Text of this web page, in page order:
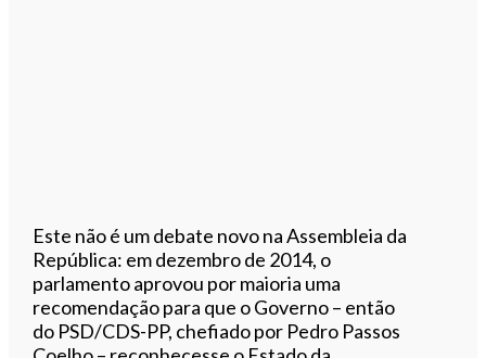
Este não é um debate novo na Assembleia da
República: em dezembro de 2014, o
parlamento aprovou por maioria uma
recomendação para que o Governo – então
do PSD/CDS-PP, chefiado por Pedro Passos